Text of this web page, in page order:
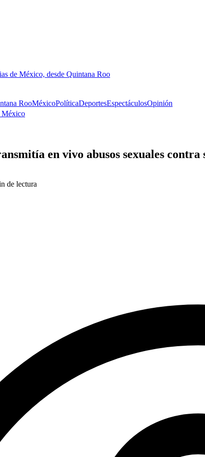
de México, desde Quintana Roo
RooMéxicoPolíticaDeportesEspectáculosOpinión
México
en vivo abusos sexuales
de lectura